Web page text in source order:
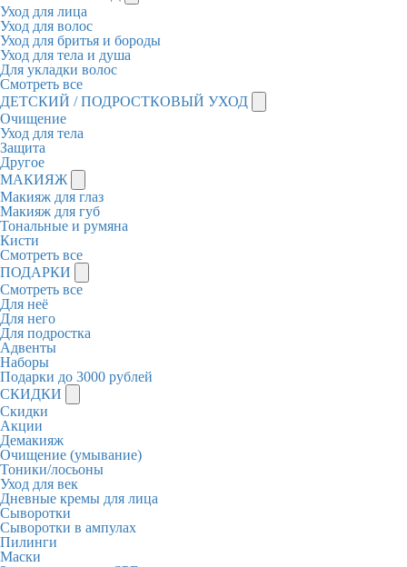
Уход для лица
Уход для волос
Уход для бритья и бороды
Уход для тела и душа
Для укладки волос
Смотреть все
ДЕТСКИЙ / ПОДРОСТКОВЫЙ УХОД
Очищение
Уход для тела
Защита
Другое
МАКИЯЖ
Макияж для глаз
Макияж для губ
Тональные и румяна
Кисти
Смотреть все
ПОДАРКИ
Смотреть все
Для неё
Для него
Для подростка
Адвенты
Наборы
Подарки до 3000 рублей
СКИДКИ
Скидки
Акции
Демакияж
Очищение (умывание)
Тоники/лосьоны
Уход для век
Дневные кремы для лица
Сыворотки
Сыворотки в ампулах
Пилинги
Маски